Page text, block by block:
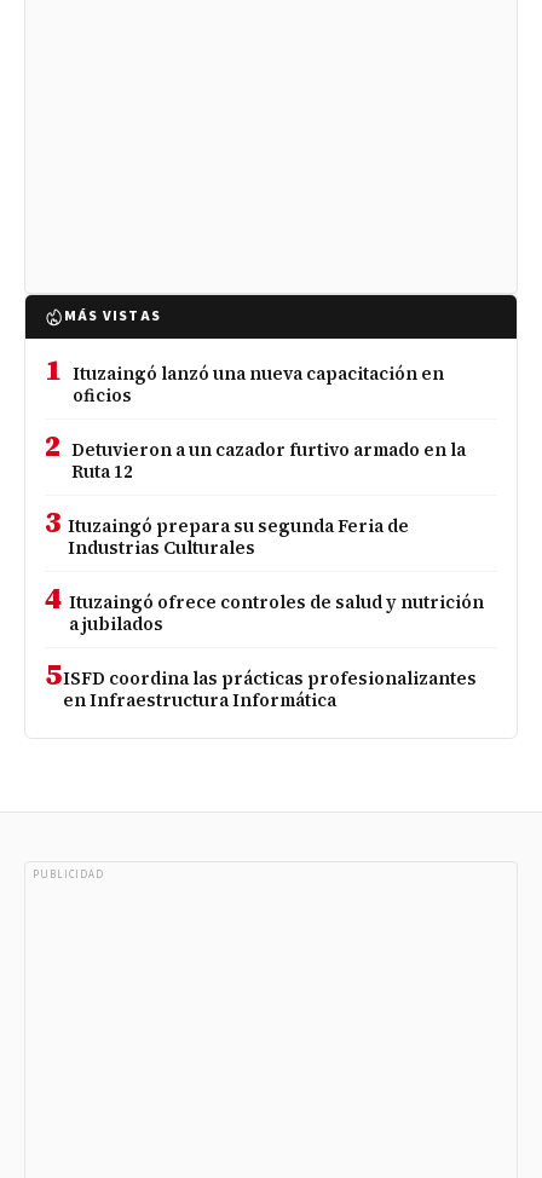
MÁS VISTAS
1 Ituzaingó lanzó una nueva capacitación en
oficios
2 Detuvieron a un cazador furtivo armado en la
Ruta 12
3 Ituzaingó prepara su segunda Feria de
Industrias Culturales
4 Ituzaingó ofrece controles de salud y nutrición
a jubilados
5ISFD coordina las prácticas profesionalizantes
en Infraestructura Informática
PUBLICIDAD